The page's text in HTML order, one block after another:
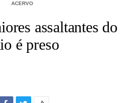
ACERVO
assaltantes do
é preso